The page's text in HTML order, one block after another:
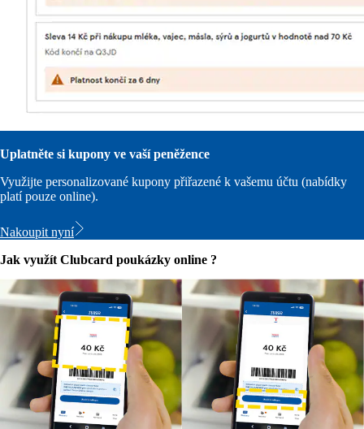
Uplatněte si kupony ve vaší peněžence
Využijte personalizované kupony přiřazené k vašemu účtu (nabídky
platí pouze online).
Nakoupit nyní
Jak využít Clubcard poukázky online ?